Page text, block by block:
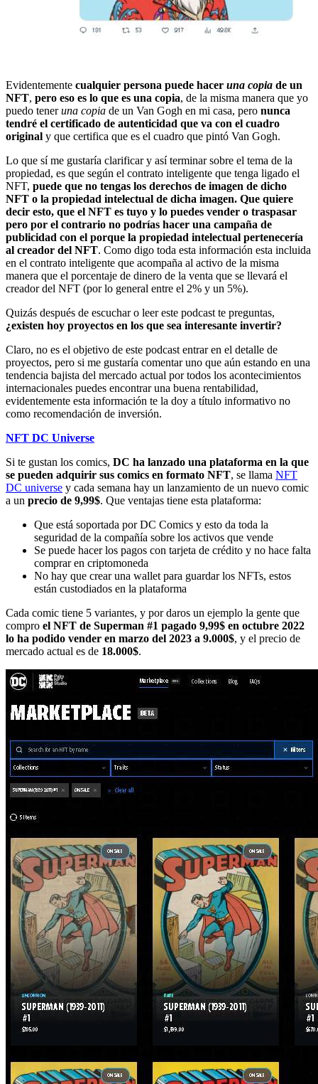
Evidentemente cualquier persona puede hacer una copia de un
NFT, pero eso es lo que es una copia, de la misma manera que yo
puedo teneruna copia de un Van Gogh en mi casa, pero nunca
tendré el certificado de autenticidad que va con el cuadro
original y que certifica que es el cuadro que pintó Van Gogh.
Lo que sí me gustaría clarificar y así terminar sobre el tema de la
propiedad, es que según el contrato inteligente que tenga ligado el
NFT, puede que no tengas los derechos de imagen de dicho
NFT o la propiedad intelectual de dicha imagen. Que quiere
decir esto, que el NFT es tuyo y lo puedes vender o traspasar
pero por el contrario no podrías hacer una campaña de
publicidad con el porque la propiedad intelectual pertenecería
al creador del NFT. Como digo toda esta información esta incluida
en el contrato inteligente que acompaña al activo de la misma
manera que el porcentaje de dinero de la venta que se llevará el
creador del NFT (por lo general entre el 2% y un 5%).
Quizás después de escuchar o leer este podcast te preguntas,
¿existen hoy proyectos en los que sea interesante invertir?
Claro, no es el objetivo de este podcast entrar en el detalle de
proyectos, pero si me gustaría comentar uno que aún estando en una
tendencia bajista del mercado actual por todos los acontecimientos
internacionales puedes encontrar una buena rentabilidad,
evidentemente esta información te la doy a título informativo no
como recomendación de inversión.
NFT DC Universe
Si te gustan los comics, DC ha lanzado una plataforma en la que
se pueden adquirir sus comics en formato NFT, se llama NFT
DC universe y cada semana hay un lanzamiento de un nuevo comic
a un precio de 9,99$. Que ventajas tiene esta plataforma:
Que está soportada por DC Comics y esto da toda la
seguridad de la compañía sobre los activos que vende
Se puede hacer los pagos con tarjeta de crédito y no hace falta
comprar en criptomoneda
No hay que crear una wallet para guardar los NFTs, estos
están custodiados en la plataforma
Cada comic tiene 5 variantes, y por daros un ejemplo la gente que
compro el NFT de Superman #1 pagado 9,99$ en octubre 2022
lo ha podido vender en marzo del 2023 a 9.000$, y el precio de
mercado actual es de 18.000$.